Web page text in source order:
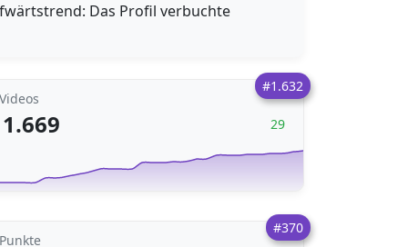
Das Profil verbuchte
#1.632
Videos
1.669 29
#370
Punkte